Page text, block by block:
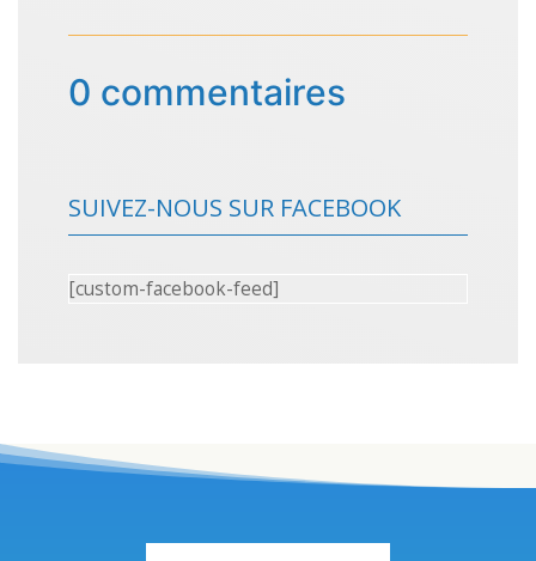
0 commentaires
SUIVEZ-NOUS SUR FACEBOOK
[custom-facebook-feed]